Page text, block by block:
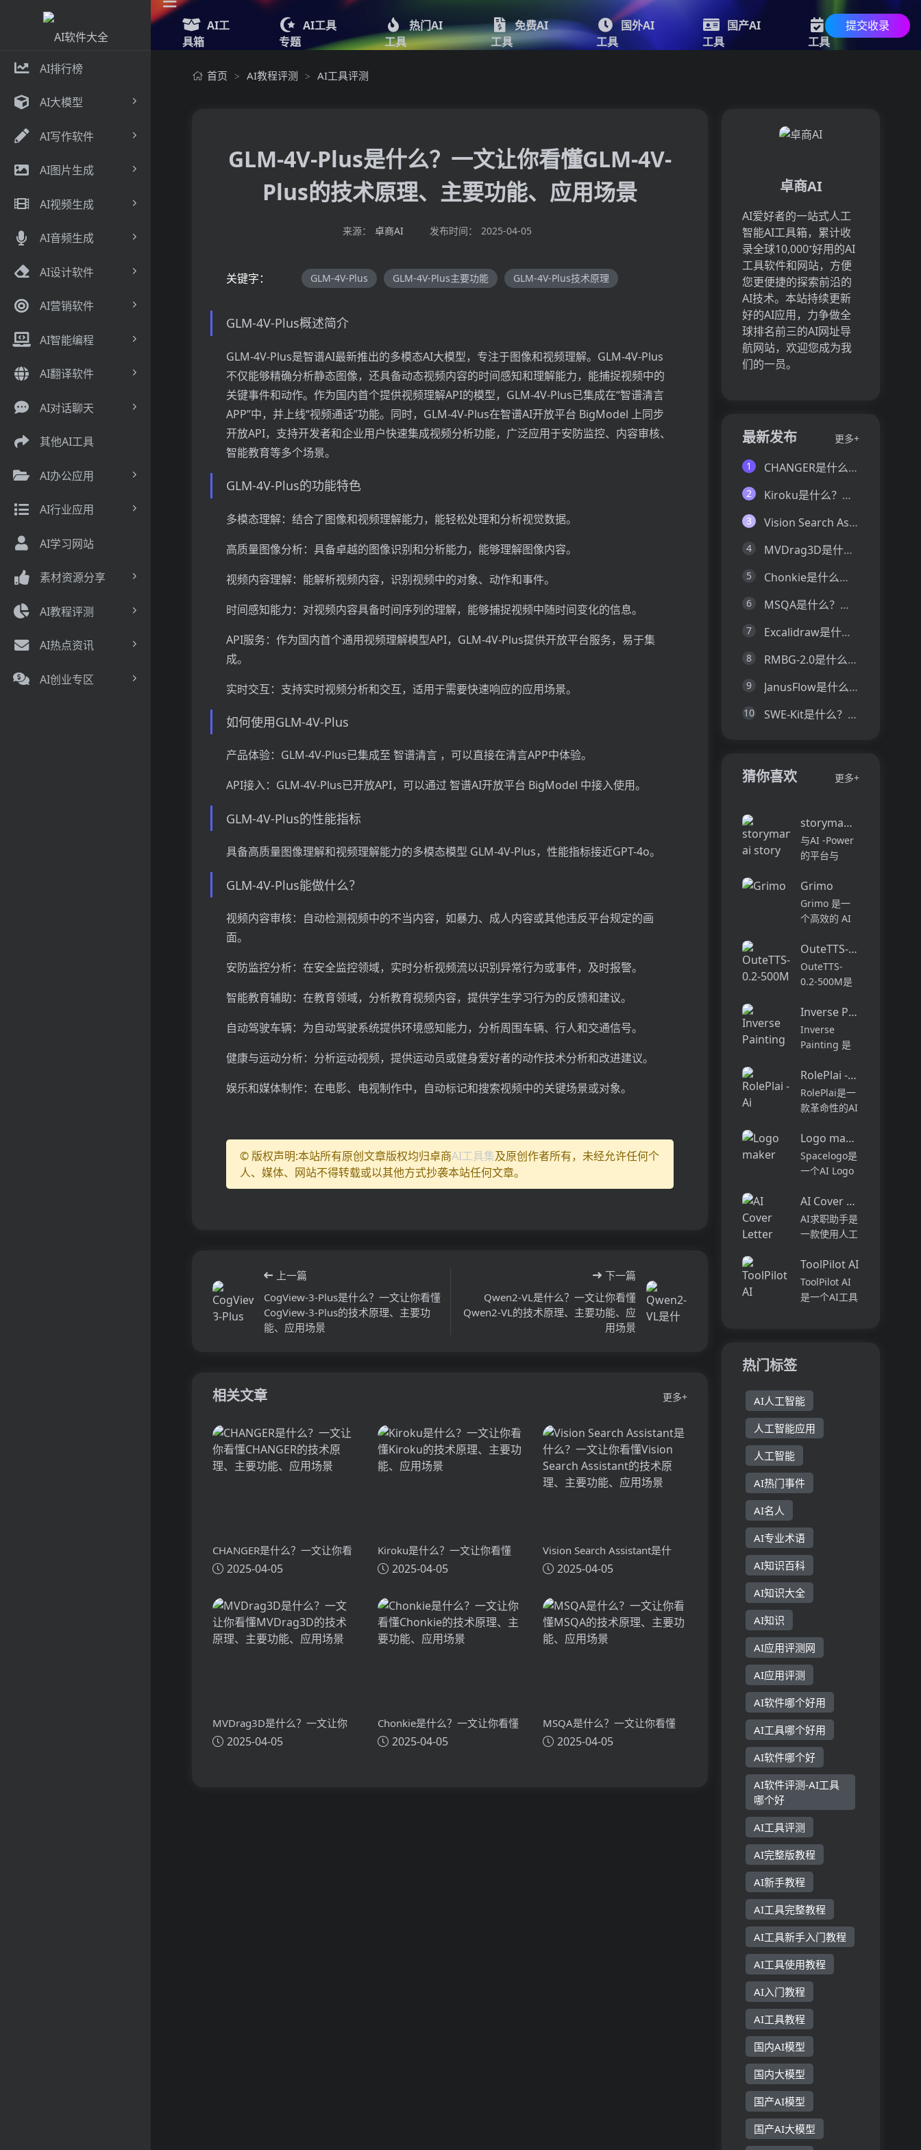
AI排行榜
AI大模型
AI写作软件
AI图片生成
AI视频生成
AI音频生成
AI设计软件
AI营销软件
AI智能编程
AI翻译软件
AI对话聊天
其他AI工具
AI办公应用
AI行业应用
AI学习网站
素材资源分享
AI教程评测
AI热点资讯
AI创业专区
AI工
具箱
AI工具
专题
热门AI
工具
免费AI
工具
国外AI
工具
国产AI
工具
最新AI
工具
提交收录
首页 > AI教程评测 > AI工具评测
GLM-4V-Plus是什么？一文让你看懂GLM-4V-
Plus的技术原理、主要功能、应用场景
来源： 卓商AI 发布时间： 2025-04-05
关键字： GLM-4V-Plus GLM-4V-Plus主要功能 GLM-4V-Plus技术原理
GLM-4V-Plus概述简介
GLM-4V-Plus是智谱AI最新推出的多模态AI大模型，专注于图像和视频理解。GLM-4V-Plus
不仅能够精确分析静态图像，还具备动态视频内容的时间感知和理解能力，能捕捉视频中的
关键事件和动作。作为国内首个提供视频理解API的模型，GLM-4V-Plus已集成在“智谱清言
APP”中，并上线“视频通话”功能。同时，GLM-4V-Plus在智谱AI开放平台 BigModel 上同步
开放API，支持开发者和企业用户快速集成视频分析功能，广泛应用于安防监控、内容审核、
智能教育等多个场景。
GLM-4V-Plus的功能特色
多模态理解：结合了图像和视频理解能力，能轻松处理和分析视觉数据。
高质量图像分析：具备卓越的图像识别和分析能力，能够理解图像内容。
视频内容理解：能解析视频内容，识别视频中的对象、动作和事件。
时间感知能力：对视频内容具备时间序列的理解，能够捕捉视频中随时间变化的信息。
API服务：作为国内首个通用视频理解模型API，GLM-4V-Plus提供开放平台服务，易于集
成。
实时交互：支持实时视频分析和交互，适用于需要快速响应的应用场景。
如何使用GLM-4V-Plus
产品体验：GLM-4V-Plus已集成至 智谱清言 ，可以直接在清言APP中体验。
API接入：GLM-4V-Plus已开放API，可以通过 智谱AI开放平台 BigModel 中接入使用。
GLM-4V-Plus的性能指标
具备高质量图像理解和视频理解能力的多模态模型 GLM-4V-Plus，性能指标接近GPT-4o。
GLM-4V-Plus能做什么？
视频内容审核：自动检测视频中的不当内容，如暴力、成人内容或其他违反平台规定的画
面。
安防监控分析：在安全监控领域，实时分析视频流以识别异常行为或事件，及时报警。
智能教育辅助：在教育领域，分析教育视频内容，提供学生学习行为的反馈和建议。
自动驾驶车辆：为自动驾驶系统提供环境感知能力，分析周围车辆、行人和交通信号。
健康与运动分析：分析运动视频，提供运动员或健身爱好者的动作技术分析和改进建议。
娱乐和媒体制作：在电影、电视制作中，自动标记和搜索视频中的关键场景或对象。
© 版权声明:本站所有原创文章版权均归卓商AI工具集及原创作者所有，未经允许任何个
人、媒体、网站不得转载或以其他方式抄袭本站任何文章。
上一篇
CogView-3-Plus是什么？一文让你看懂
CogView-3-Plus的技术原理、主要功
能、应用场景
下一篇
Qwen2-VL是什么？一文让你看懂
Qwen2-VL的技术原理、主要功能、应
用场景
相关文章 更多+
CHANGER是什么？一文让你看
懂CHANGER的技术原理、主要
2025-04-05
Kiroku是什么？一文让你看懂
Kiroku的技术原理、主要功能、
2025-04-05
Vision Search Assistant是什
么？一文让你看懂Vision
主要功能、应用场景
2025-04-05
MVDrag3D是什么？一文让你
看懂MVDrag3D的技术原理、
2025-04-05
Chonkie是什么？一文让你看懂
Chonkie的技术原理、主要功
2025-04-05
MSQA是什么？一文让你看懂
MSQA的技术原理、主要功能、
2025-04-05
卓商AI
AI爱好者的一站式人工
智能AI工具箱，累计收
录全球10,000⁺好用的AI
工具软件和网站，方便
您更便捷的探索前沿的
AI技术。本站持续更新
好的AI应用，力争做全
球排名前三的AI网址导
航网站，欢迎您成为我
们的一员。
最新发布 更多+
1 CHANGER是什么？一文让你看懂CHANGER的技术原理、主要功能、应用场景
2 Kiroku是什么？一文让你看懂Kiroku的技术原理、主要功能、应用场景
3 Vision Search Assistant是什么？一文让你看懂Vision Search Assistant的技术原理、主要功能、应用场景
4 MVDrag3D是什么？一文让你看懂MVDrag3D的技术原理、主要功能、应用场景
5 Chonkie是什么？一文让你看懂Chonkie的技术原理、主要功能、应用场景
6 MSQA是什么？一文让你看懂MSQA的技术原理、主要功能、应用场景
7 Excalidraw是什么？一文让你看懂Excalidraw的技术原理、主要功能、应用场景
8 RMBG-2.0是什么？一文让你看懂RMBG-2.0的技术原理、主要功能、应用场景
9 JanusFlow是什么？一文让你看懂JanusFlow的技术原理、主要功能、应用场景
10 SWE-Kit是什么？一文让你看懂SWE-Kit的技术原理、主要功能、应用场景
猜你喜欢 更多+
storymania ai story
与AI -Power
的平台与
进行工艺吸引
人的故事，旨
在协助各个级
干净，无广告
的环境中享受
无缝的编辑和
类型定制。在
创纪录...
Grimo
Grimo 是一
个高效的 AI
结合最新的
AI 模型，如
DeepSeek
OpenAI GPT-
4，致力于提
升用户的写作
OuteTTS-0.2-500M
OuteTTS-
0.2-500M是
2.5-0.5B构建
的文本到语音
合成模型，它
集上进行了训
练，实现了在
准确性、自然
度、词汇量...
Inverse Painting
Inverse
Painting 是
模型的方法，
能够从一幅目
标画作生成绘
流逝视频。该
技术通过训练
学习真实艺术
家的绘画过
程，能够...
RolePlai - Ai Chatbots
RolePlai是一
款革命性的AI
用程序，具有
世界上最先进
的AI技术，让
真人交谈。这
款前沿的应用
程序允许您立
即创建任何名
人、公...
Logo maker
Spacelogo是
一个AI Logo
帮助您快速创
建符合品牌个
性和价值观的
计。您可以免
费生成
Logo，也可
以选择付费版
AI Cover Letter Creator
AI求职助手是
一款使用人工
个性化求职信
的工具。用户
只需提供自己
方...
ToolPilot AI
ToolPilot AI
是一个AI工具
驱动的工具和
资源。该平台
的特色是拥有
多样化的工具
集...
热门标签
AI人工智能
人工智能应用
人工智能
AI热门事件
AI名人
AI专业术语
AI知识百科
AI知识大全
AI知识
AI应用评测网
AI应用评测
AI软件哪个好用
AI工具哪个好用
AI软件哪个好
AI软件评测-AI工具
哪个好
AI工具评测
AI完整版教程
AI新手教程
AI工具完整教程
AI工具新手入门教程
AI工具使用教程
AI入门教程
AI工具教程
国内AI模型
国内大模型
国产AI模型
国产AI大模型